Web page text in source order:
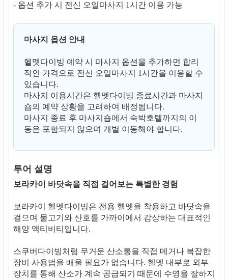
- 옵션 추가 시 전신 오일마사지 1시간 이용 가능
마사지 옵션 안내
헬멧다이빙 예약 시 마사지 옵션을 추가하면 합리
적인 가격으로 전신 오일마사지 1시간을 이용할 수
있습니다.
마사지 이용시간은 헬멧다이빙 종료시간과 마사지
숍의 예약 상황을 고려하여 배정됩니다.
마사지 종료 후 마사지숍에서 숙박호텔까지의 이
동은 포함되지 않으며 개별 이동해야 합니다.
투어 설명
보라카이 바닷속을 직접 걸어보는 특별한 경험
보라카이 헬멧다이빙은 전용 헬멧을 착용하고 바닷속을
걸으며 물고기와 산호를 가까이에서 감상하는 대표적인
해양 액티비티입니다.
스쿠버다이빙처럼 무거운 산소통을 직접 메거나 복잡한
장비 사용법을 배울 필요가 없습니다. 헬멧 내부로 외부
장치를 통해 산소가 계속 공급되기 때문에 수영을 잘하지